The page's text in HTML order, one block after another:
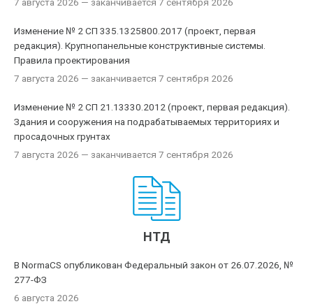
Изменение № 2 СП 335.1325800.2017 (проект, первая
редакция). Крупнопанельные конструктивные системы.
Правила проектирования
7 августа 2026 — заканчивается 7 сентября 2026
Изменение № 2 СП 21.13330.2012 (проект, первая редакция).
Здания и сооружения на подрабатываемых территориях и
просадочных грунтах
7 августа 2026 — заканчивается 7 сентября 2026
НТД
В NormaCS опубликован Федеральный закон от 26.07.2026, №
277-ФЗ
6 августа 2026